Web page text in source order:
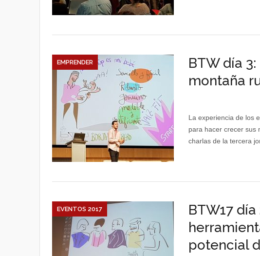
EMPRENDER
BTW día
montaña
La experiencia de los
para hacer crecer sus
charlas de la tercera
EVENTOS 2017
BTW17 día
potencial